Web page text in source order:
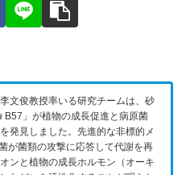
文俊教授率いる研究チームは、砂
B57」が植物の成長促進と病原菌
発見しました。先進的な非標的メ
が菌類の攻撃に応答して代謝を再
ンと植物の成長ホルモン（オーキ